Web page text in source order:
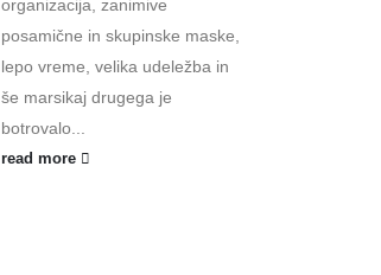
organizacija, zanimive
posamične in skupinske maske,
lepo vreme, velika udeležba in
še marsikaj drugega je
botrovalo...
read more